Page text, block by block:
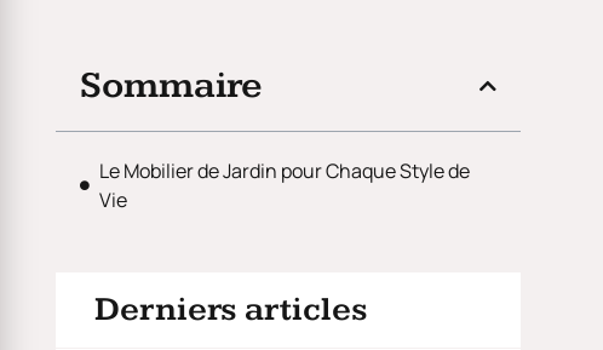
Sommaire
Le Mobilier de Jardin pour Chaque Style de
Vie
Derniers articles